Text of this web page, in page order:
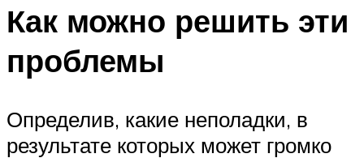
Как можно решить эти
проблемы
Определив, какие неполадки, в
результате которых может громко